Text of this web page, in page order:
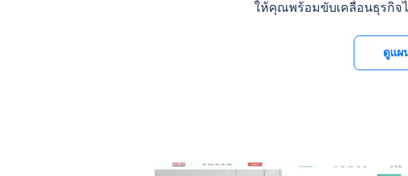
ให้คุณพร้อมขับเคลื่อนธุรกิจ
ดูแผ